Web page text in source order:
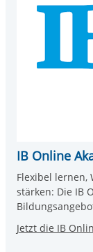
IB Online
Flexibel lernen,
stärken: Die IB
Jetzt die IB